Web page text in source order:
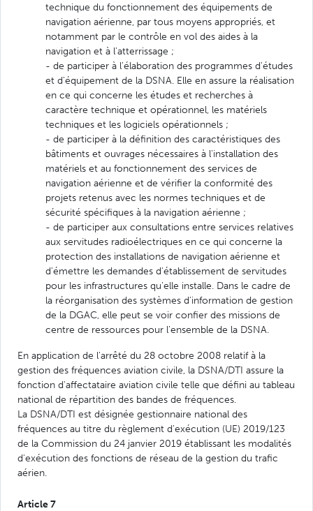
technique du fonctionnement des équipements de
navigation aérienne, par tous moyens appropriés, et
notamment par le contrôle en vol des aides à la
navigation et à l'atterrissage ;
- de participer à l'élaboration des programmes d'études
et d'équipement de la DSNA. Elle en assure la réalisation
en ce qui concerne les études et recherches à
caractère technique et opérationnel, les matériels
techniques et les logiciels opérationnels ;
- de participer à la définition des caractéristiques des
bâtiments et ouvrages nécessaires à l'installation des
matériels et au fonctionnement des services de
navigation aérienne et de vérifier la conformité des
projets retenus avec les normes techniques et de
sécurité spécifiques à la navigation aérienne ;
- de participer aux consultations entre services relatives
aux servitudes radioélectriques en ce qui concerne la
protection des installations de navigation aérienne et
d'émettre les demandes d'établissement de servitudes
pour les infrastructures qu'elle installe. Dans le cadre de
la réorganisation des systèmes d'information de gestion
de la DGAC, elle peut se voir confier des missions de
centre de ressources pour l'ensemble de la DSNA.
En application de l'arrêté du 28 octobre 2008 relatif à la
gestion des fréquences aviation civile, la DSNA/DTI assure la
fonction d'affectataire aviation civile telle que défini au tableau
national de répartition des bandes de fréquences.
La DSNA/DTI est désignée gestionnaire national des
fréquences au titre du règlement d'exécution (UE) 2019/123
de la Commission du 24 janvier 2019 établissant les modalités
d'exécution des fonctions de réseau de la gestion du trafic
aérien.
Article 7